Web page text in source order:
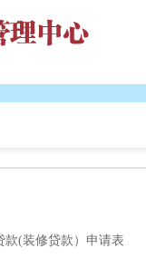
款(装修贷款）申请表